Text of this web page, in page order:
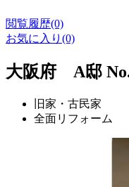
閲覧履歴(0)
お気に入り(0)
大阪府 A邸
旧家・古民家
全面リフォーム